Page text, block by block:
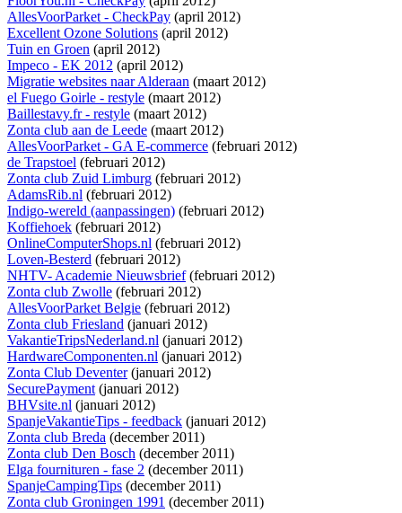
AllesVoorParket - CheckPay (april 2012)
Excellent Ozone Solutions (april 2012)
Tuin en Groen (april 2012)
Impeco - EK 2012 (april 2012)
Migratie websites naar Alderaan (maart 2012)
el Fuego Goirle - restyle (maart 2012)
Baillestavy.fr - restyle (maart 2012)
Zonta club aan de Leede (maart 2012)
AllesVoorParket - GA E-commerce (februari 2012)
de Trapstoel (februari 2012)
Zonta club Zuid Limburg (februari 2012)
AdamsRib.nl (februari 2012)
Indigo-wereld (aanpassingen) (februari 2012)
Koffiehoek (februari 2012)
OnlineComputerShops.nl (februari 2012)
Loven-Besterd (februari 2012)
NHTV- Academie Nieuwsbrief(februari 2012)
Zonta club Zwolle (februari 2012)
AllesVoorParket Belgie (februari 2012)
Zonta club Friesland (januari 2012)
VakantieTripsNederland.nl (januari 2012)
HardwareComponenten.nl (januari 2012)
Zonta Club Deventer(januari 2012)
SecurePayment(januari 2012)
BHVsite.nl (januari 2012)
SpanjeVakantieTips - feedback (januari 2012)
Zonta club Breda (december 2011)
Zonta club Den Bosch (december 2011)
Elga fournituren - fase 2 (december 2011)
SpanjeCampingTips (december 2011)
Zonta club Groningen 1991 (december 2011)